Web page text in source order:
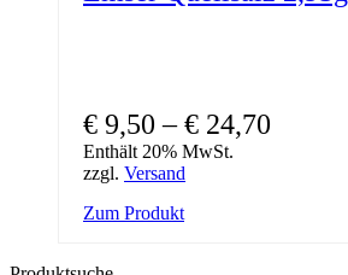
€ 9,50 –€ 24,70
Enthält 20% MwSt.
zzgl. Versand
Zum ProduktDieses